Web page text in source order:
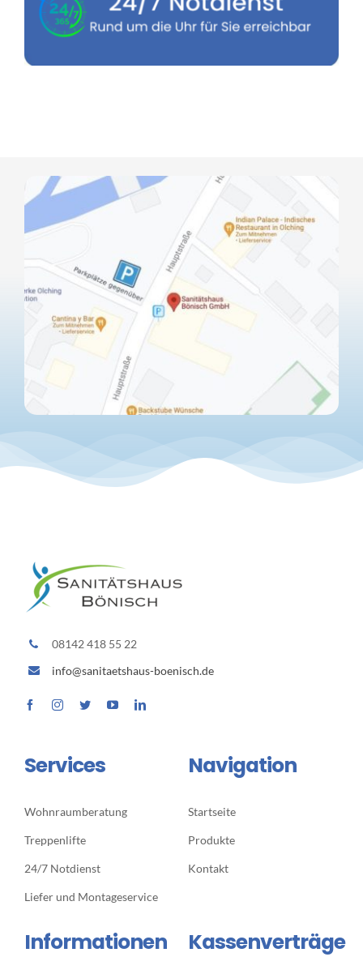
08142 418 55 22
info@sanitaetshaus-boenisch.de
Services
Wohnraumberatung
Treppenlifte
24/7 Notdienst
Liefer und Montageservice
Navigation
Startseite
Produkte
Kontakt
Informationen Kassenverträge